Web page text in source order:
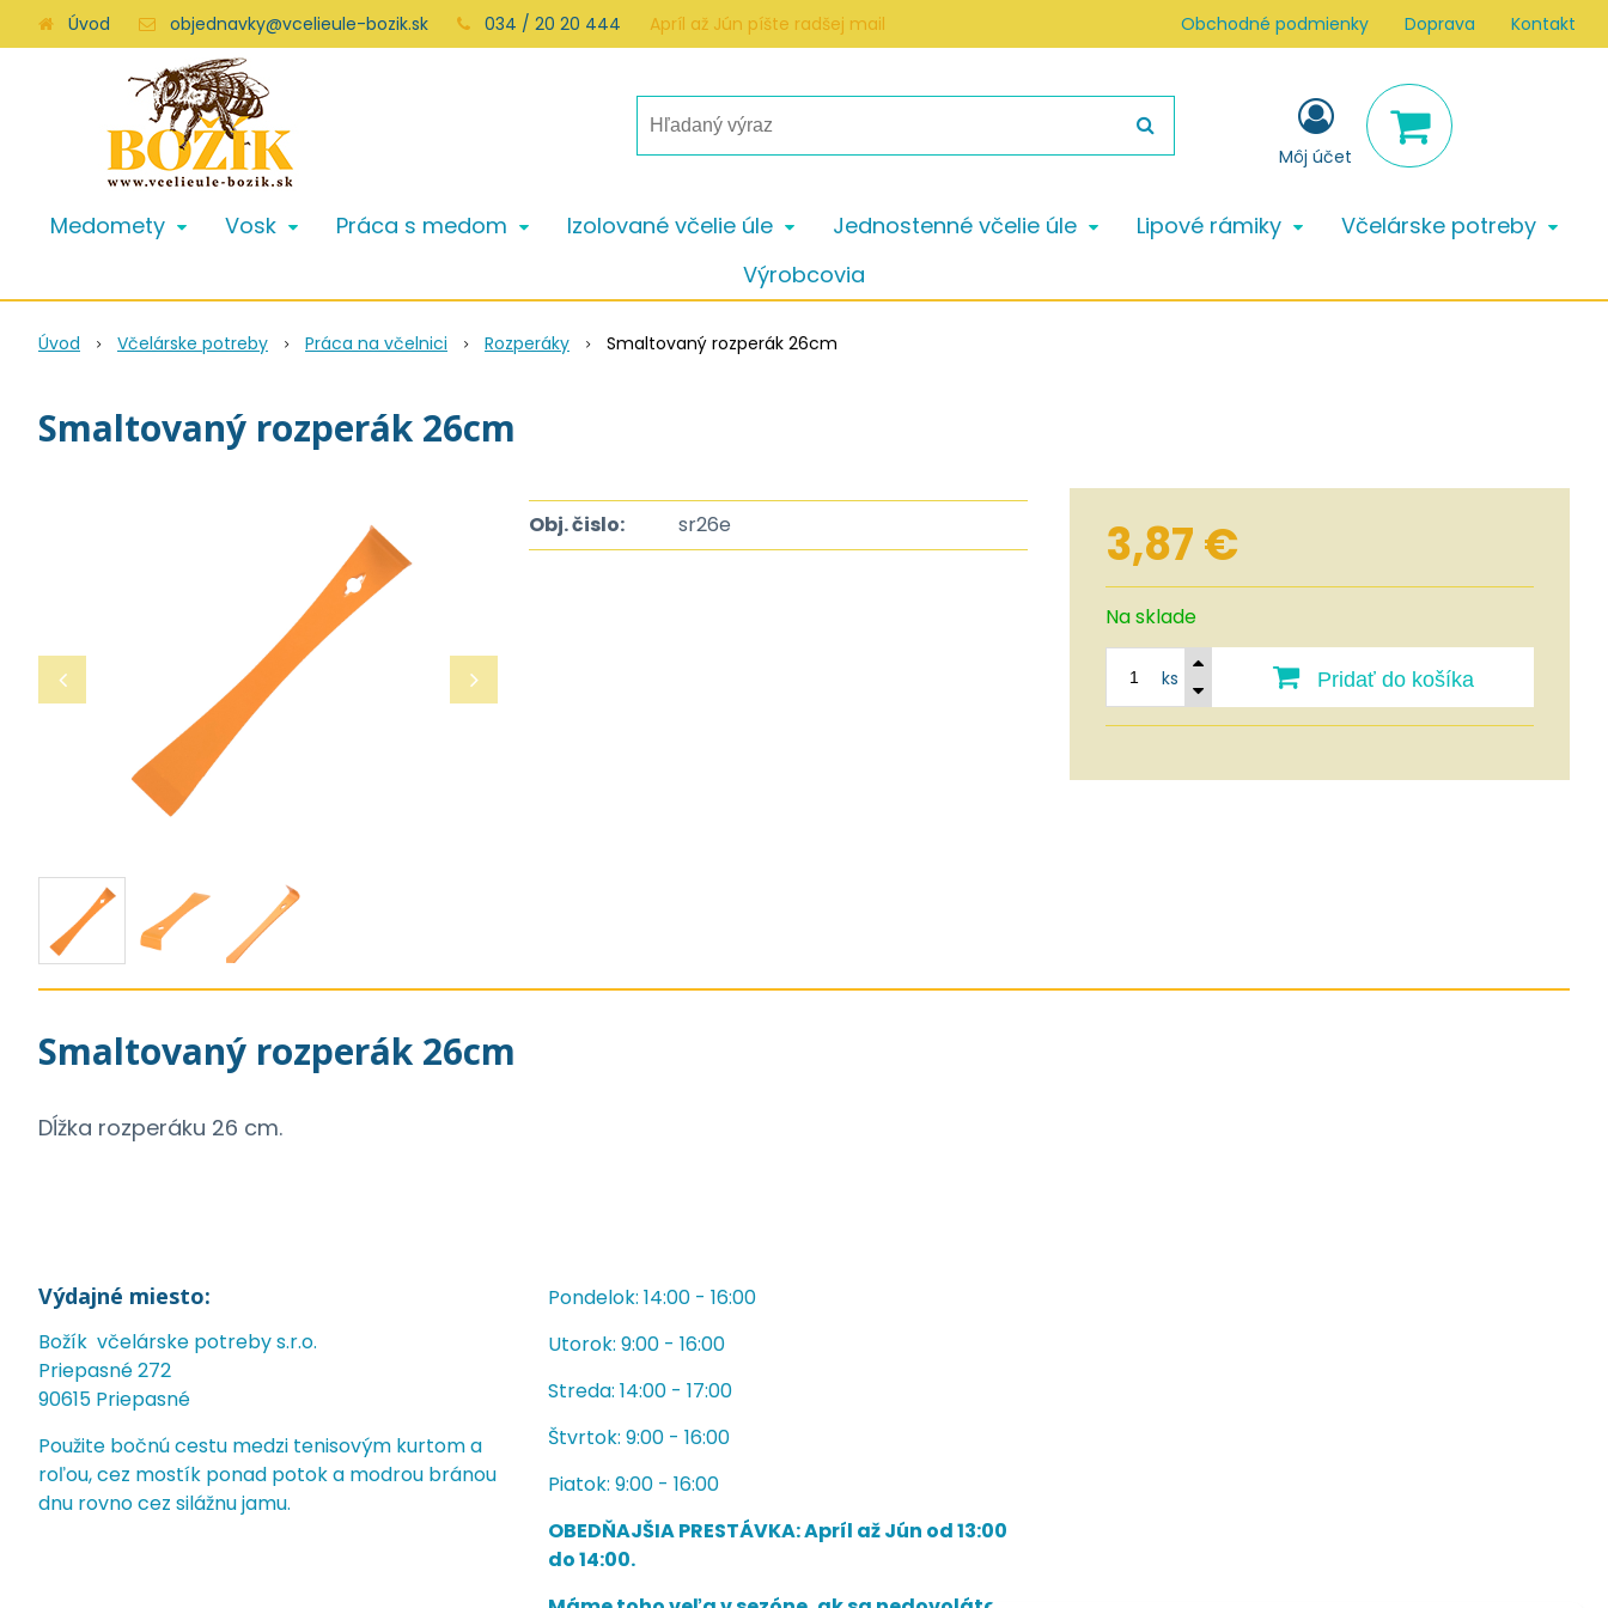
Úvod objednavky@vcelieule-bozik.sk 034 / 20 20 444 Apríl až Jún píšte radšej mail Obchodné podmienky Doprava Kontakt
Môj účet
Medomety Vosk Práca s medom Izolované včelie úle Jednostenné včelie úle Lipové rámiky
Včelárske potreby
Výrobcovia
Úvod Včelárske potreby Práca na včelnici Rozperáky Smaltovaný rozperák 26cm
Smaltovaný rozperák 26cm
3,87€
Na sklade
ks Pridať do košíka
Obj. čislo: sr26e
Smaltovaný rozperák 26cm
Dĺžka rozperáku 26 cm.
Výdajné miesto:
Božík včelárske potreby s.r.o.
Priepasné 272
90615 Priepasné
Použite bočnú cestu medzi tenisovým kurtom a
roľou, cez mostík ponad potok a modrou bránou
dnu rovno cez silážnu jamu.
Pondelok: 14:00 - 16:00
Utorok: 9:00 - 16:00
Streda: 14:00 - 17:00
Štvrtok: 9:00 - 16:00
Piatok: 9:00 - 16:00
OBEDŇAJŠIA PRESTÁVKA: Apríl až Jún od 13:00
do 14:00.